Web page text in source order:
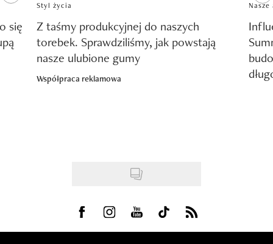
się
Styl życia
Z taśmy produkcyjnej do naszych
torebek. Sprawdziliśmy, jak powstają
nasze ulubione gumy
Współpraca reklamowa
Visit us on Facebook
Visit us on Instagram
Visit us on Youtube
Visit us on Tiktok
Visit us on Rss